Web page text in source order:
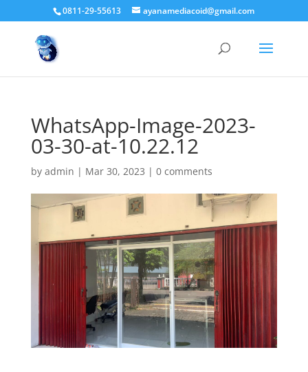
0811-29-55613 ayanamediacoid@gmail.com
WhatsApp-Image-2023-
03-30-at-10.22.12
by admin | Mar 30, 2023 | 0 comments